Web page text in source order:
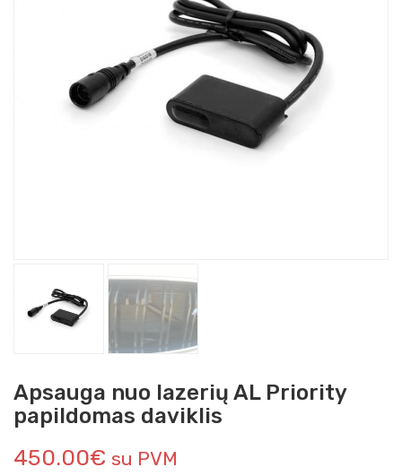
Apsauga nuo lazerių AL Priority
papildomas daviklis
450.00€ su PVM